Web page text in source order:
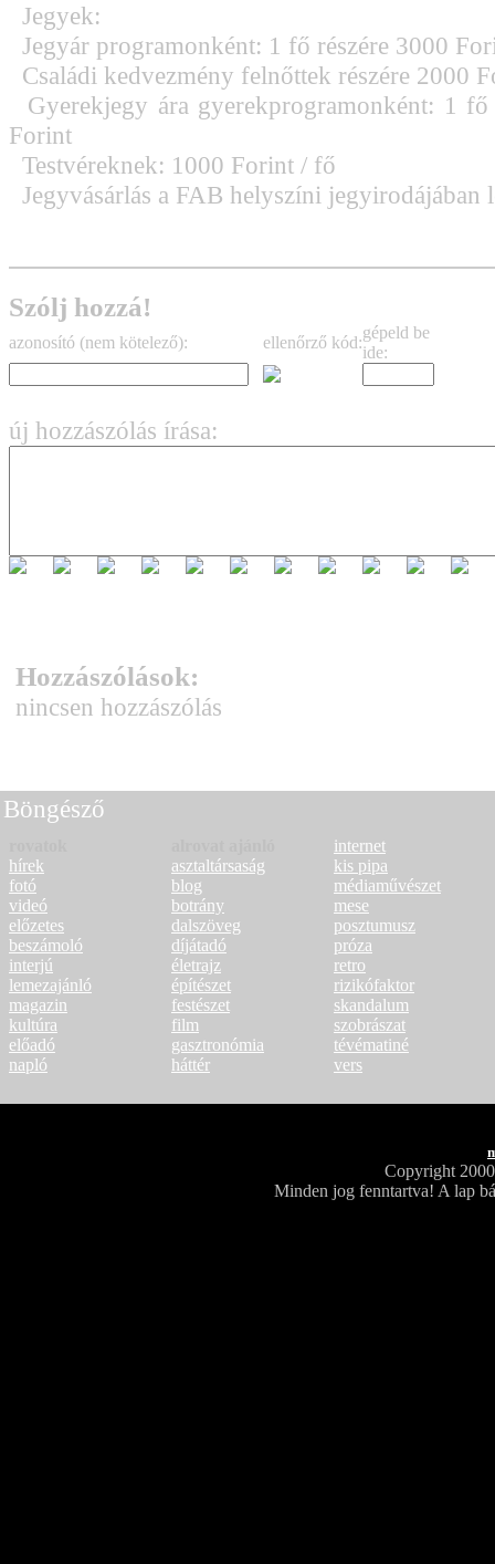
Jegyek:
Jegyár programonként: 1 fő részére 3000
Családi kedvezmény felnőttek részére 2000
Gyerekjegy ára gyerekprogramonként: 1 fő
Forint
Testvéreknek: 1000 Forint / fő
Jegyvásárlás a FAB helyszíni jegyirodájában
Szólj hozzá!
azonosító (nem kötelező): ellenőrző kód:
gépeld be
ide:
új hozzászólás írása:
Hozzászólások:
nincsen hozzászólás
Böngésző
hírek
fotó
videó
előzetes
beszámoló
interjú
lemezajánló
magazin
kultúra
előadó
napló
asztaltársaság
blog
botrány
dalszöveg
díjátadó
életrajz
építészet
festészet
film
gasztronómia
háttér
internet
kis pipa
médiaművészet
mese
posztumusz
próza
retro
rizikófaktor
skandalum
szobrászat
tévématiné
vers
Copyright
Minden jog fenntartva! A lap